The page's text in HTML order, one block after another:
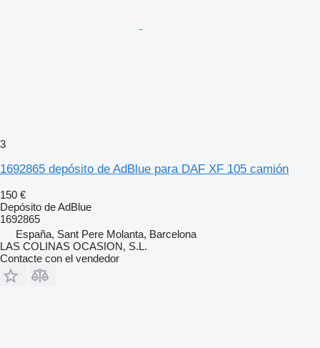
3
1692865 depósito de AdBlue para DAF XF 105 camión
150 €
Depósito de AdBlue
1692865
España, Sant Pere Molanta, Barcelona
LAS COLINAS OCASION, S.L.
Contacte con el vendedor